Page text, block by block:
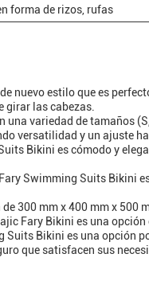
forma de rizos, rufas
estilo que es
girar las cabezas.
variedad de tamaños
versatilidad y un ajuste
Bikini es cómodo y
Swimming Suits Bikini
300 mm x 400 mm x 500
Fary Bikini es una opción
Bikini es una opción
que satisfacen sus